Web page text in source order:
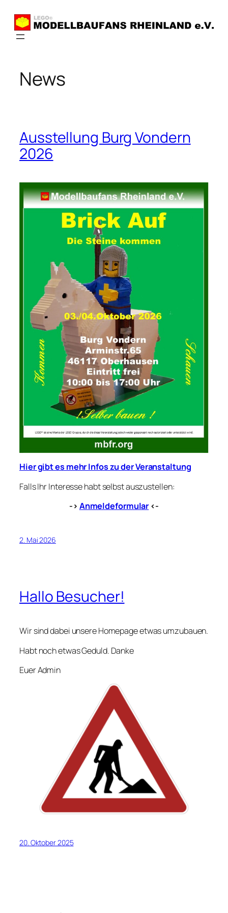
Inhalt
springen
News
Ausstellung Burg Vondern
2026
Hier gibt es mehr Infos zu der Veranstaltung
Falls Ihr Interesse habt selbst auszustellen:
-> Anmeldeformular <-
2. Mai 2026
Hallo Besucher!
Wir sind dabei unsere Homepage etwas umzubauen.
Habt noch etwas Geduld. Danke
Euer Admin
20. Oktober 2025